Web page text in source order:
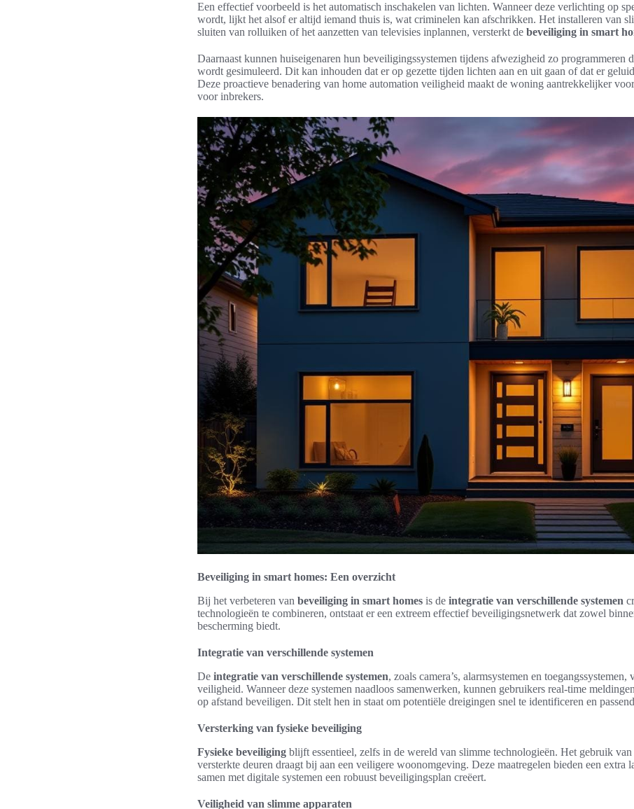
Een effectief voorbeeld is het automatisch inschakelen van lichten. Wanneer deze verlichting op
wordt, lijkt het alsof er altijd iemand thuis is, wat criminelen kan afschrikken. Het installeren van
sluiten van rolluiken of het aanzetten van televisies inplannen, versterkt de beveiliging in smart
Daarnaast kunnen huiseigenaren hun beveiligingssystemen tijdens afwezigheid zo programmeren
wordt gesimuleerd. Dit kan inhouden dat er op gezette tijden lichten aan en uit gaan of dat er
Deze proactieve benadering van home automation veiligheid maakt de woning aantrekkelijker
voor inbrekers.
Beveiliging in smart homes: Een overzicht
Bij het verbeteren van beveiliging in smart homes is de integratie van verschillende systemen
technologieën te combineren, ontstaat er een extreem effectief beveiligingsnetwerk dat zowel
bescherming biedt.
Integratie van verschillende systemen
De integratie van verschillende systemen, zoals camera’s, alarmsystemen en toegangssystemen,
veiligheid. Wanneer deze systemen naadloos samenwerken, kunnen gebruikers real-time
op afstand beveiligen. Dit stelt hen in staat om potentiële dreigingen snel te identificeren en
Versterking van fysieke beveiliging
Fysieke beveiliging blijft essentieel, zelfs in de wereld van slimme technologieën. Het gebruik van
versterkte deuren draagt bij aan een veiligere woonomgeving. Deze maatregelen bieden een extra
samen met digitale systemen een robuust beveiligingsplan creëert.
Veiligheid van slimme apparaten